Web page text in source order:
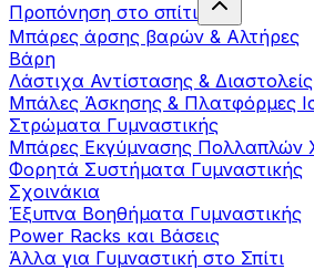
Προπόνηση στο σπίτι
Μπάρες άρσης βαρών & Αλτήρες
Βάρη
Λάστιχα Αντίστασης & Διαστολείς
Μπάλες Άσκησης & Πλατφόρμες
Στρώματα Γυμναστικής
Μπάρες Εκγύμνασης Πολλαπλών
Φορητά Συστήματα Γυμναστικής
Σχοινάκια
Έξυπνα Βοηθήματα Γυμναστικής
Power Racks και Βάσεις
Άλλα για Γυμναστική στο Σπίτι